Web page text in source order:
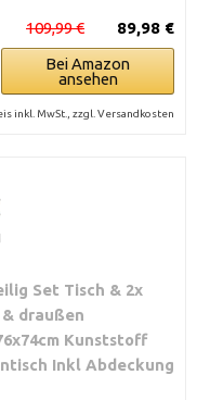
89,98 €
109,99 €
Bei Amazon
ansehen
inkl. MwSt., zzgl. Versandkosten
Set Tisch & 2x
draußen
Kunststoff
Inkl Abdeckung